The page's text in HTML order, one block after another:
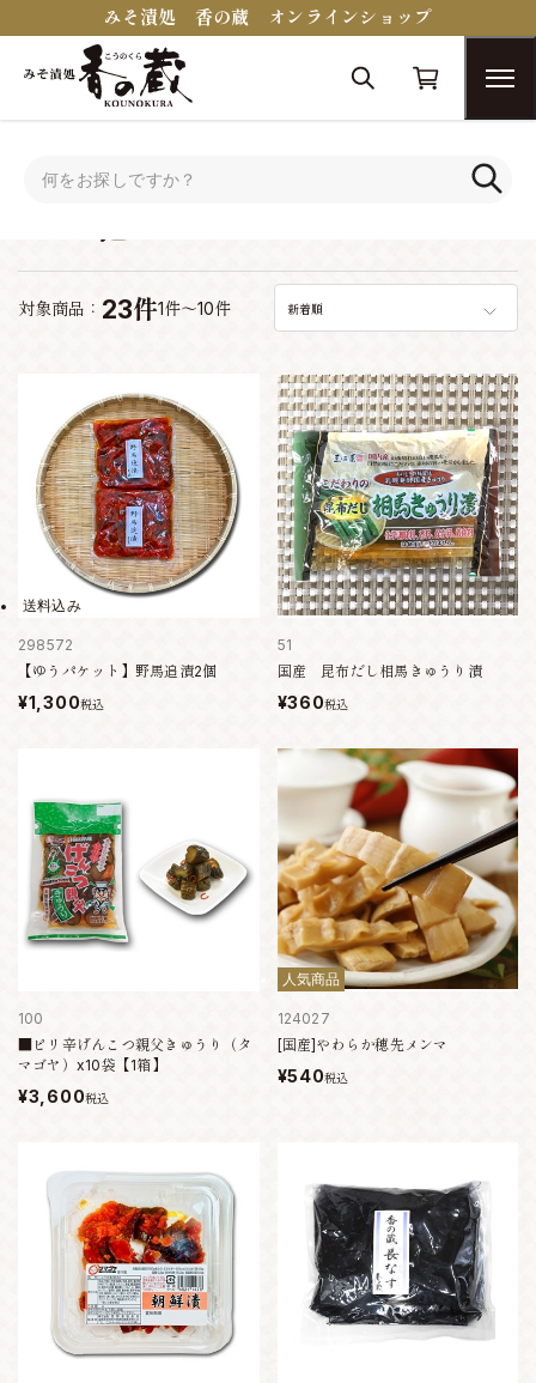
みそ漬処 香の蔵 オンラインショップ
対象商品： 23件1件～10件 新着順
送料込み
298572
【ゆうパケット】野馬追漬2個
¥1,300税込
51
国産 昆布だし相馬きゅうり漬
¥360税込
100
■ピリ辛げんこつ親父きゅうり（タ
マゴヤ）x10袋【1箱】
¥3,600税込
人気商品
124027
[国産]やわらか穂先メンマ
¥540税込